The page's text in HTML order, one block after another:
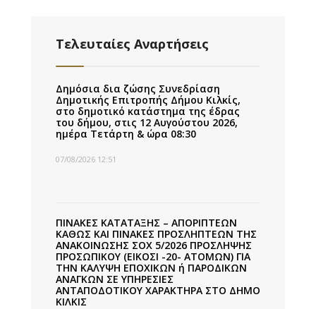
Τελευταίες Αναρτήσεις
Δημόσια δια ζώσης Συνεδρίαση
Δημοτικής Επιτροπής Δήμου Κιλκίς,
στο δημοτικό κατάστημα της έδρας
του δήμου, στις 12 Αυγούστου 2026,
ημέρα Τετάρτη & ώρα 08:30
07/08/2026 12:51
ΠΙΝΑΚΕΣ ΚΑΤΑΤΑΞΗΣ – ΑΠΟΡΙΠΤΕΩΝ
ΚΑΘΩΣ ΚΑΙ ΠΙΝΑΚΕΣ ΠΡΟΣΛΗΠΤΕΩΝ ΤΗΣ
ΑΝΑΚΟΙΝΩΣΗΣ ΣΟΧ 5/2026 ΠΡΟΣΛΗΨΗΣ
ΠΡΟΣΩΠΙΚΟΥ (ΕΙΚΟΣΙ -20- ΑΤΟΜΩΝ) ΓΙΑ
ΤΗΝ ΚΑΛΥΨΗ ΕΠΟΧΙΚΩΝ ή ΠΑΡΟΔΙΚΩΝ
ΑΝΑΓΚΩΝ ΣΕ ΥΠΗΡΕΣΙΕΣ
ΑΝΤΑΠΟΔΟΤΙΚΟΥ ΧΑΡΑΚΤΗΡΑ ΣΤΟ ΔΗΜΟ
ΚΙΛΚΙΣ